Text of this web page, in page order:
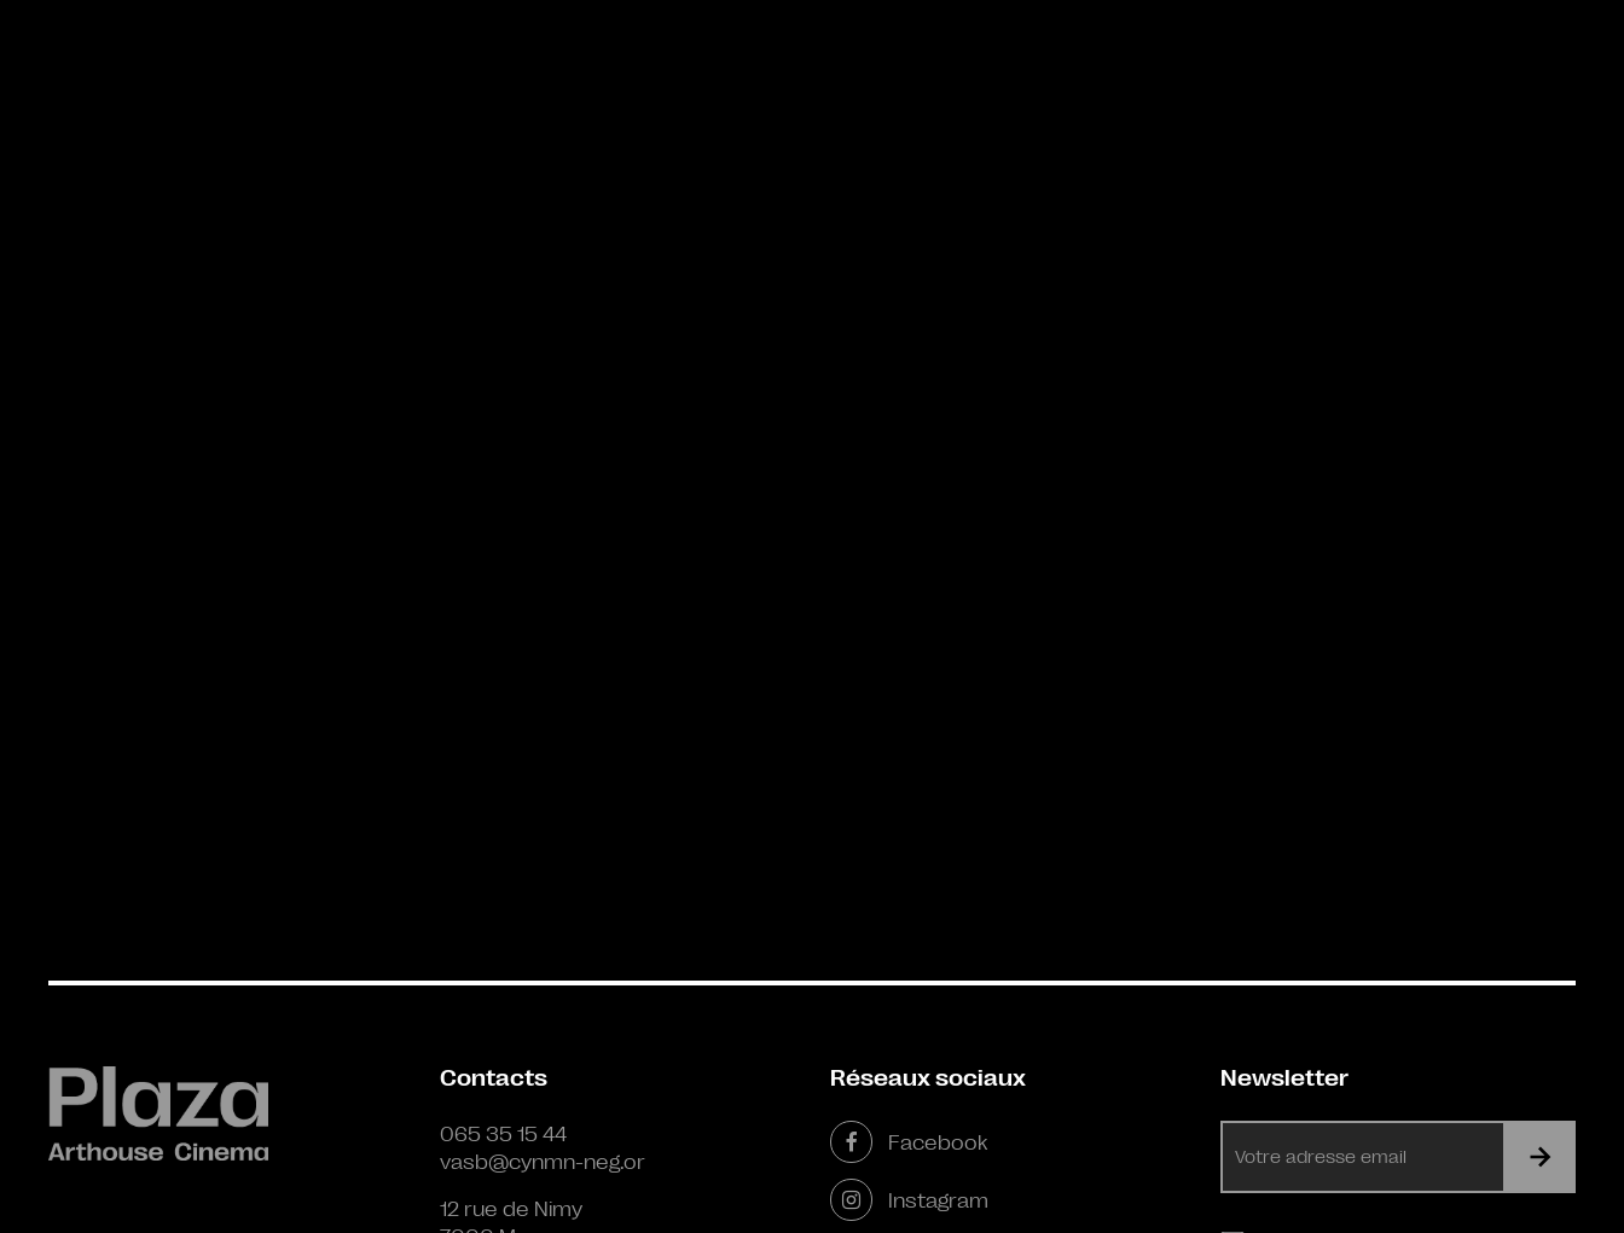
Contacts
065 35 15 44
vasb@cynmn-neg.or
12 rue de Nimy
Réseaux sociaux
Facebook
Instagram
Newsletter
mail